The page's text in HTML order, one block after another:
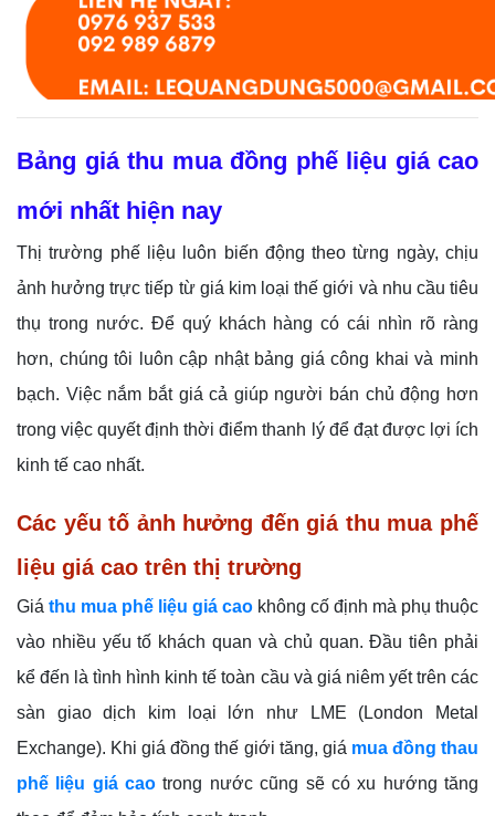
Bảng giá thu mua đồng phế liệu giá cao
mới nhất hiện nay
Thị trường phế liệu luôn biến động theo từng ngày, chịu
ảnh hưởng trực tiếp từ giá kim loại thế giới và nhu cầu tiêu
thụ trong nước. Để quý khách hàng có cái nhìn rõ ràng
hơn, chúng tôi luôn cập nhật bảng giá công khai và minh
bạch. Việc nắm bắt giá cả giúp người bán chủ động hơn
trong việc quyết định thời điểm thanh lý để đạt được lợi ích
kinh tế cao nhất.
Các yếu tố ảnh hưởng đến giá thu mua phế
liệu giá cao trên thị trường
Giá thu mua phế liệu giá cao không cố định mà phụ thuộc
vào nhiều yếu tố khách quan và chủ quan. Đầu tiên phải
kể đến là tình hình kinh tế toàn cầu và giá niêm yết trên các
sàn giao dịch kim loại lớn như LME (London Metal
Exchange). Khi giá đồng thế giới tăng, giá mua đồng thau
phế liệu giá cao trong nước cũng sẽ có xu hướng tăng